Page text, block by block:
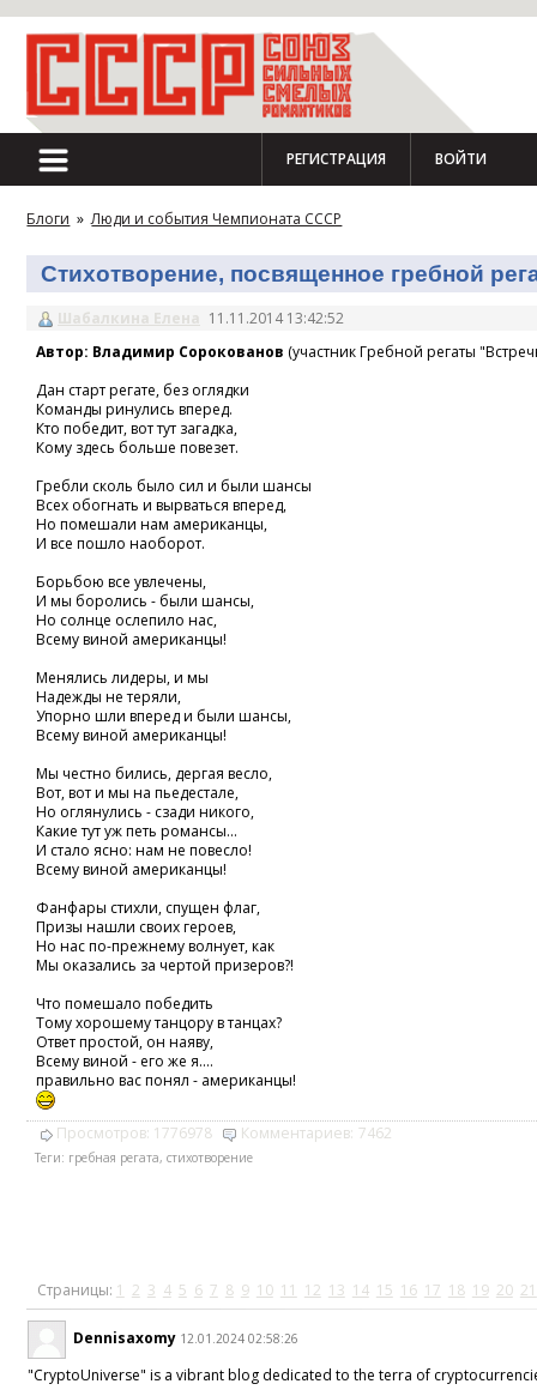
РЕГИСТРАЦИЯ ВОЙТИ
Блоги » Люди и события Чемпионата СССР
Стихотворение, посвященное гребной
Шабалкина Елена 11.11.2014 13:42:52
Автор: Владимир Сорокованов (участник Гребной регаты
Дан старт регате, без оглядки
Команды ринулись вперед.
Кто победит, вот тут загадка,
Кому здесь больше повезет.
Гребли сколь было сил и были шансы
Всех обогнать и вырваться вперед,
Но помешали нам американцы,
И все пошло наоборот.
Борьбою все увлечены,
И мы боролись - были шансы,
Но солнце ослепило нас,
Всему виной американцы!
Менялись лидеры, и мы
Надежды не теряли,
Упорно шли вперед и были шансы,
Всему виной американцы!
Мы честно бились, дергая весло,
Вот, вот и мы на пьедестале,
Но оглянулись - сзади никого,
Какие тут уж петь романсы...
И стало ясно: нам не повесло!
Всему виной американцы!
Фанфары стихли, спущен флаг,
Призы нашли своих героев,
Но нас по-прежнему волнует, как
Мы оказались за чертой призеров?!
Что помешало победить
Тому хорошему танцору в танцах?
Ответ простой, он наяву,
Всему виной - его же я....
правильно вас понял - американцы!
Просмотров: 1776978 Комментариев: 7462
Теги: гребная регата, стихотворение
Страницы: 1 2 3 4 5 6 7 8 9 10 11 12 13 14 15 16 17 18 19 20 21
Dennisaxomy 12.01.2024 02:58:26
"CryptoUniverse" is a vibrant blog dedicated to the terra of